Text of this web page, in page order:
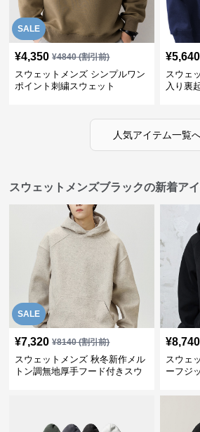
SALE
¥4,350 ¥4840(割引前)
スウェットメンズ シンプルワン
ポイント刺繍スウェット
¥5,640
スウェ
入り裏
人気アイテム一覧
スウェットメンズブラックの新着ア
SALE
¥7,320 ¥8140(割引前)
スウェットメンズ 秋冬新作メル
トン調無地厚手フード付きスウ
¥8,740
スウェ
ーフジ